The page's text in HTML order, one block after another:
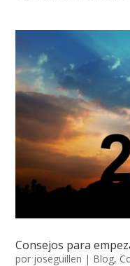
Consejos para
por joseguillen | Blog,